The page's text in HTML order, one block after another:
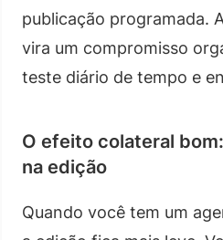
publicação programada.
vira um compromisso
teste diário de tempo e
O efeito colateral
na edição
Quando você tem um